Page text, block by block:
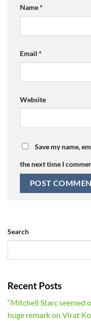
Name*
Email *
Website
Save my name,
the next time I
Search
Recent Posts
“Mitchell Starc seemed
huge remark on Virat